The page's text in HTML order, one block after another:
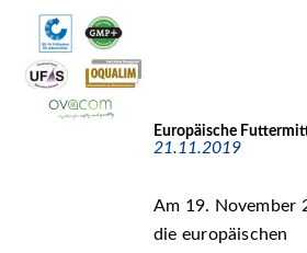
Europäische
21.11.2019
Am 19. November
die europäischen